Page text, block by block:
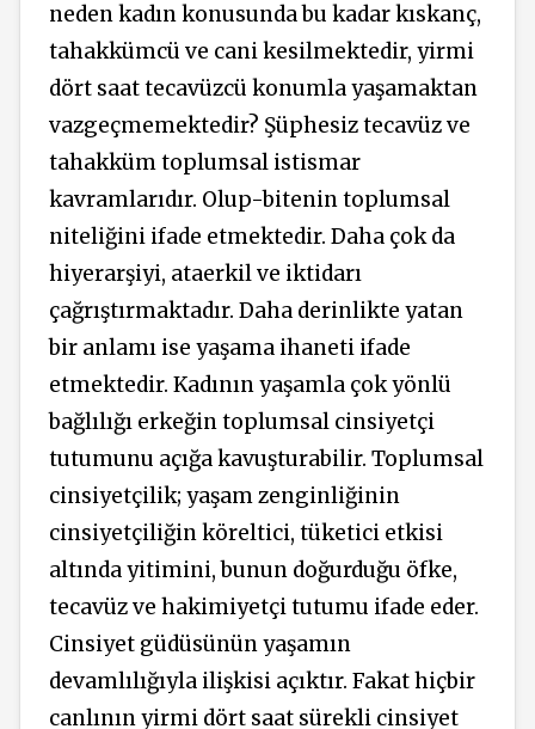
neden kadın konusunda bu kadar kıskanç,
tahakkümcü ve cani kesilmektedir, yirmi
dört saat tecavüzcü konumla yaşamaktan
vazgeçmemektedir? Şüphesiz tecavüz ve
tahakküm toplumsal istismar
kavramlarıdır. Olup-bitenin toplumsal
niteliğini ifade etmektedir. Daha çok da
hiyerarşiyi, ataerkil ve iktidarı
çağrıştırmaktadır. Daha derinlikte yatan
bir anlamı ise yaşama ihaneti ifade
etmektedir. Kadının yaşamla çok yönlü
bağlılığı erkeğin toplumsal cinsiyetçi
tutumunu açığa kavuşturabilir. Toplumsal
cinsiyetçilik; yaşam zenginliğinin
cinsiyetçiliğin köreltici, tüketici etkisi
altında yitimini, bunun doğurduğu öfke,
tecavüz ve hakimiyetçi tutumu ifade eder.
Cinsiyet güdüsünün yaşamın
devamlılığıyla ilişkisi açıktır. Fakat hiçbir
canlının yirmi dört saat sürekli cinsiyet